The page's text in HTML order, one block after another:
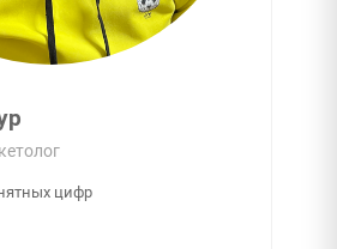
Роман
модульного ремонта и яблочных дел